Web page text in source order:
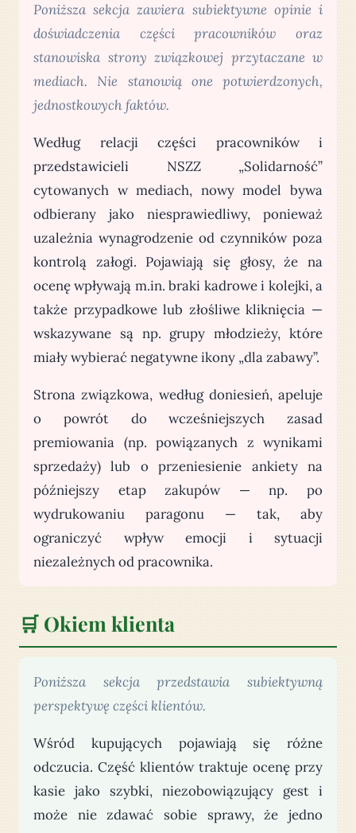
Poniższa sekcja zawiera subiektywne opinie i
doświadczenia części pracowników oraz
stanowiska strony związkowej przytaczane w
mediach. Nie stanowią one potwierdzonych,
jednostkowych faktów.
Według relacji części pracowników i
przedstawicieli NSZZ „Solidarność”
cytowanych w mediach, nowy model bywa
odbierany jako niesprawiedliwy, ponieważ
uzależnia wynagrodzenie od czynników poza
kontrolą załogi. Pojawiają się głosy, że na
ocenę wpływają m.in. braki kadrowe i kolejki, a
także przypadkowe lub złośliwe kliknięcia —
wskazywane są np. grupy młodzieży, które
miały wybierać negatywne ikony „dla zabawy”.
Strona związkowa, według doniesień, apeluje
o powrót do wcześniejszych zasad
premiowania (np. powiązanych z wynikami
sprzedaży) lub o przeniesienie ankiety na
późniejszy etap zakupów — np. po
wydrukowaniu paragonu — tak, aby
ograniczyć wpływ emocji i sytuacji
niezależnych od pracownika.
🛒 Okiem klienta
Poniższa sekcja przedstawia subiektywną
perspektywę części klientów.
Wśród kupujących pojawiają się różne
odczucia. Część klientów traktuje ocenę przy
kasie jako szybki, niezobowiązujący gest i
może nie zdawać sobie sprawy, że jedno